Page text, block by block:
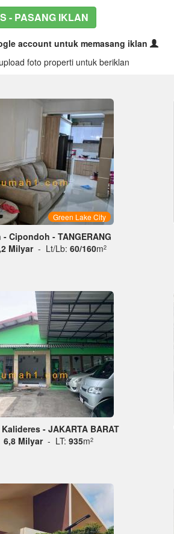
- PASANG IKLAN
account untuk memasang iklan
foto properti untuk beriklan
Green Lake City
Cipondoh - TANGERANG
Milyar - Lt/Lb: 60/160m2
- JAKARTA BARAT
6,8 Milyar - LT: 935m2